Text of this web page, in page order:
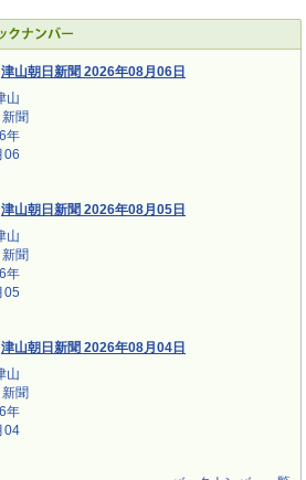
津山朝日新聞 2026年08月06日
津山朝日新聞 2026年08月05日
津山朝日新聞 2026年08月04日